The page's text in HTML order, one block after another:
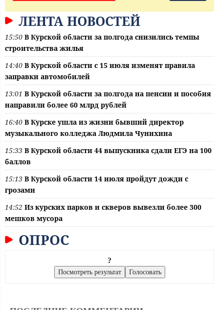
ЛЕНТА НОВОСТЕЙ
15:50 В Курской области за полгода снизились темпы
строительства жилья
14:40 В Курской области с 15 июля изменят правила
заправки автомобилей
13:01 В Курской области за полгода на пенсии и пособия
направили более 60 млрд рублей
16:40 В Курске ушла из жизни бывший директор
музыкального колледжа Людмила Чунихина
15:33 В Курской области 44 выпускника сдали ЕГЭ на 100
баллов
15:13 В Курской области 14 июля пройдут дожди с
грозами
14:52 Из курских парков и скверов вывезли более 300
мешков мусора
ОПРОС
?